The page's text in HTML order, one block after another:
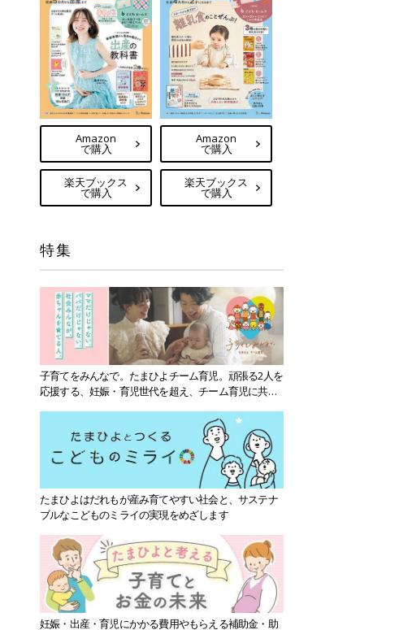
Amazon
で購入
楽天ブックス
で購入
Amazon
で購入
楽天ブックス
で購入
特集
子育てをみんなで。たまひよチーム育児。頑張る2人を
応援する、妊娠・育児世代を超え、チーム育児に共感
たまひよはだれもが産み育てやすい社会と、サステナ
ブルなこどものミライの実現をめざします
妊娠・出産・育児にかかる費用やもらえる補助金・助